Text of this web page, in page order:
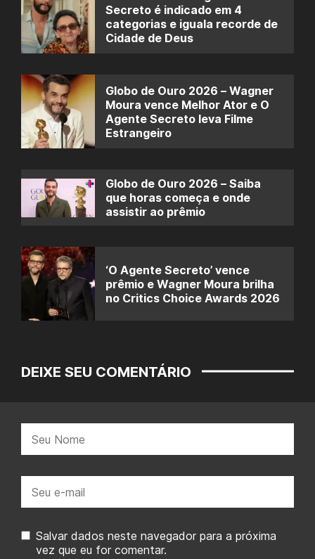
Secreto é indicado em 4
categorias e iguala recorde de
Cidade de Deus
Globo de Ouro 2026 – Wagner
Moura vence Melhor Ator e O
Agente Secreto leva Filme
Estrangeiro
Globo de Ouro 2026 – Saiba
que horas começa e onde
assistir ao prêmio
‘O Agente Secreto’ vence
prêmio e Wagner Moura brilha
no Critics Choice Awards 2026
DEIXE SEU COMENTÁRIO
mail:
Salvar dados neste navegador para a próxima
vez que eu for comentar.